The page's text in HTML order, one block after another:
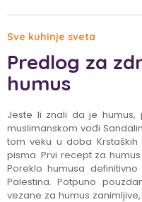
Sve kuhinje sveta
Predlog za
humus
Jeste li znali da je
muslimanskom vođi
tom veku u doba
pisma. Prvi recept za
Poreklo humusa
Palestina. Potpuno
vezane za humus